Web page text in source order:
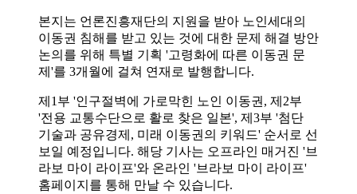
본지는 언론진흥재단의 지원을 받아 노인세대의
이동권 침해를 받고 있는 것에 대한 문제 해결 방안
논의를 위해 특별 기획 '고령화에 따른 이동권 문
제'를 3개월에 걸쳐 연재로 발행합니다.
제1부 '인구절벽에 가로막힌 노인 이동권, 제2부
'전용 교통수단으로 활로 찾은 일본', 제3부 '첨단
기술과 공유경제, 미래 이동권의 키워드' 순서로 선
보일 예정입니다. 해당 기사는 오프라인 매거진 '브
라보 마이 라이프'와 온라인 '브라보 마이 라이프'
홈페이지를 통해 만날 수 있습니다.